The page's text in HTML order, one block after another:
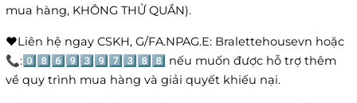
mua hàng, KHÔNG THỬ QUẦN).
❤️Liên hệ ngay CSKH, G/FA.NPAG.E: Bralettehousevn hoặc
📞:0️⃣8️⃣6️⃣9️⃣3️⃣9️⃣7️⃣3️⃣8️⃣8️⃣ nếu muốn được hỗ trợ thêm
về quy trình mua hàng và giải quyết khiếu nại.